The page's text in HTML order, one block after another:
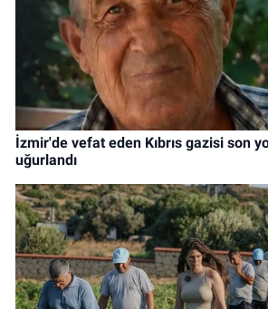
İzmir'de vefat eden Kıbrıs gazisi son
uğurlandı